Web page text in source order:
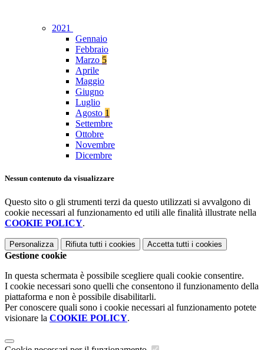
2021
Gennaio
Febbraio
Marzo 5
Aprile
Maggio
Giugno
Luglio
Agosto 1
Settembre
Ottobre
Novembre
Dicembre
Nessun contenuto da visualizzare
Questo sito o gli strumenti terzi da questo utilizzati si avvalgono di
cookie necessari al funzionamento ed utili alle finalità illustrate nella
COOKIE POLICY.
Personalizza Rifiuta tutti i cookies Accetta tutti i cookies
Gestione cookie
In questa schermata è possibile scegliere quali cookie consentire.
I cookie necessari sono quelli che consentono il funzionamento della
piattaforma e non è possibile disabilitarli.
Per conoscere quali sono i cookie necessari al funzionamento potete
visionare la COOKIE POLICY.